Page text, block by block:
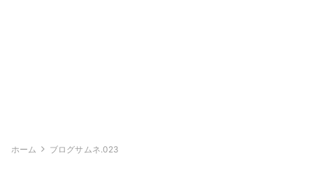
ホーム ブログサムネ.023